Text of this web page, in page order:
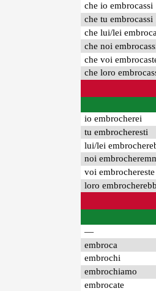
che io embrocassi
che tu embrocassi
che lui/lei
che noi
che voi
che loro
io embrocherei
tu embrocheresti
lui/lei
noi
voi embrochereste
loro
—
embroca
embrochi
embrochiamo
embrocate